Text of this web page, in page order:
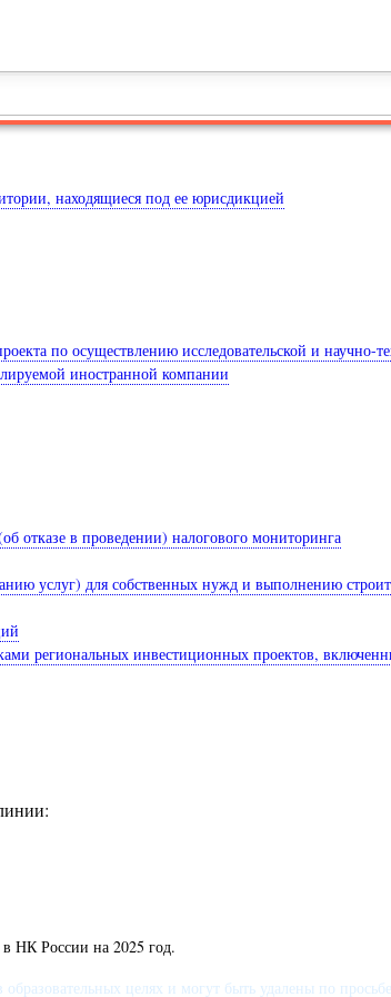
находящиеся под ее юрисдикцией
по осуществлению исследовательской и научно-
иностранной компании
отказе в проведении) налогового мониторинга
услуг) для собственных нужд и выполнению
региональных инвестиционных проектов,
НК России на 2025 год.
целях и могут быть удалены по